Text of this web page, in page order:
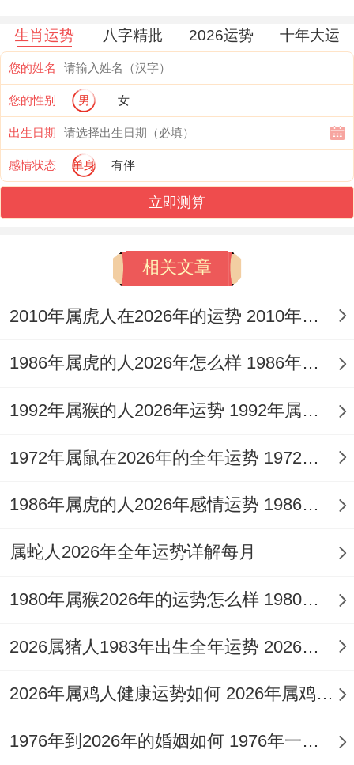
没想到闹得鸡飞狗跳。已婚的更要当心 -工
作压力大的时候千万别把火气撒在伴侣身上
能够试试约定个“冷静比较钟”规则,等情绪平
复了再沟通。
周末共同做顿晚饭或看场电影，着些小事没
想到是感情的保鲜剂！
山车。有个程序员连续三天熬夜赶项目~搞
得得了重感冒 -耽误了整个团队进度！
建议在办公桌抽屉备点姜茶包还有维生素
末别总宅在家里、约朋友去打场羽毛球要不
展社交圈...
从某种意义上说、要知道~身体才是 的本钱-
着话放在本命年进一步要紧！
闯关游戏。
都季度都有各异的BOSS要打—春季要防职
家庭关系，冬季则是沉淀积累的好时机。
生肖运势 八字精批 2026运势 十年大运
您的姓名
您的性别 男 女
出生日期
感情状态 单身 有伴
立即测算
相关文章
2010年属虎人在2026年的运势 2010年属虎人2026
1986年属虎的人2026年怎么样 1986年属虎的5位吉利数字
1992年属猴的人2026年运势 1992年属猴人2026年运势及运程
1972年属鼠在2026年的全年运势 1972年属鼠在52岁后的运气
1986年属虎的人2026年感情运势 1986年属虎的人这一生婚姻怎么样
属蛇人2026年全年运势详解每月
1980年属猴2026年的运势怎么样 1980年属猴人2月份运程
2026属猪人1983年出生全年运势 2026属猪人的全年运势
2026年属鸡人健康运势如何 2026年属鸡人的全年运势如何
1976年到2026年的婚姻如何 1976年一生婚姻状况